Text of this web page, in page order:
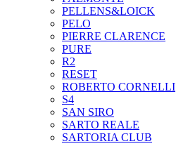
PELLENS&LOICK
PELO
PIERRE CLARENCE
PURE
R2
RESET
ROBERTO CORNELLI
S4
SAN SIRO
SARTO REALE
SARTORIA CLUB